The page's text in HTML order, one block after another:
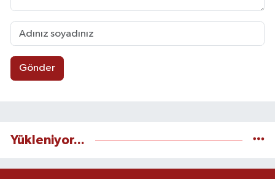
Gönder
Yükleniyor...